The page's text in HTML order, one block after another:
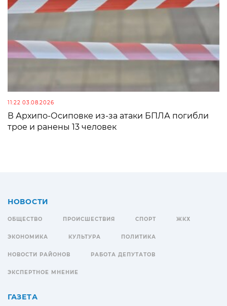
11:22 03.08.2026
В Архипо-Осиповке из-за атаки БПЛА погибли
трое и ранены 13 человек
НОВОСТИ
ОБЩЕСТВО ПРОИСШЕСТВИЯ СПОРТ ЖКХ
ЭКОНОМИКА КУЛЬТУРА ПОЛИТИКА
НОВОСТИ РАЙОНОВ РАБОТА ДЕПУТАТОВ
ЭКСПЕРТНОЕ МНЕНИЕ
ГАЗЕТА